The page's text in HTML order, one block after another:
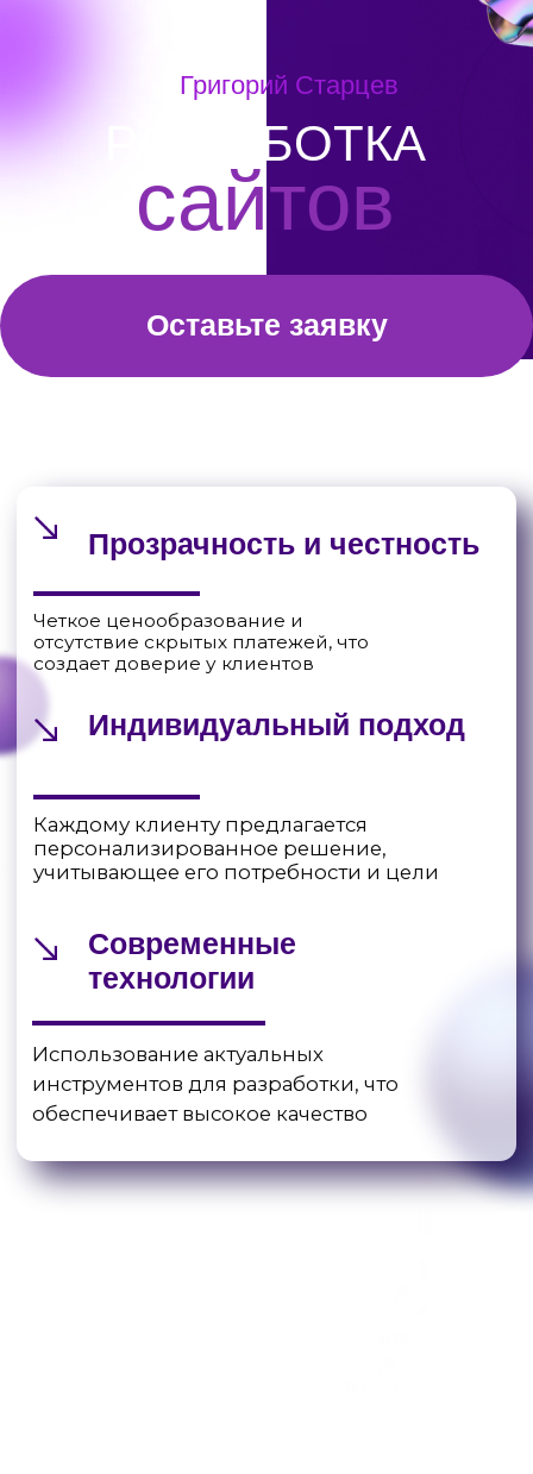
Оставьте заявку
создает доверие у клиентов
Прозрачность и честность
Использование актуальных
инструментов для разработки, что
обеспечивает высокое качество
технологии